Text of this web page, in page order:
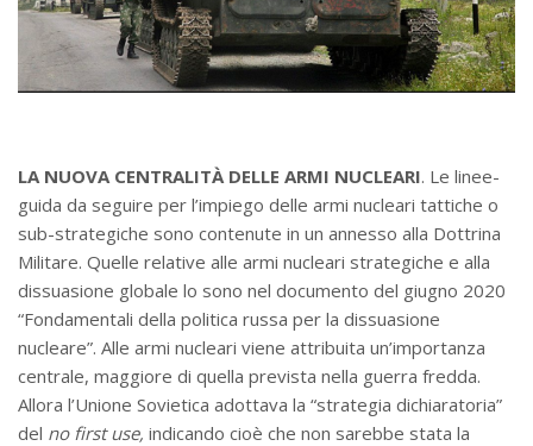
LA NUOVA CENTRALITÀ DELLE ARMI NUCLEARI. Le linee-
guida da seguire per l’impiego delle armi nucleari tattiche o
sub-strategiche sono contenute in un annesso alla Dottrina
Militare. Quelle relative alle armi nucleari strategiche e alla
dissuasione globale lo sono nel documento del giugno 2020
“Fondamentali della politica russa per la dissuasione
nucleare”. Alle armi nucleari viene attribuita un’importanza
centrale, maggiore di quella prevista nella guerra fredda.
Allora l’Unione Sovietica adottava la “strategia dichiaratoria”
del no first use, indicando cioè che non sarebbe stata la